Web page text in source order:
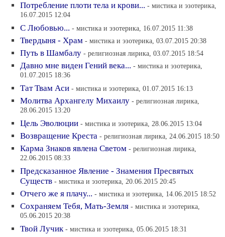
Потребление плоти тела и крови... - мистика и эзотерика,
16.07.2015 12:04
С Любовью... - мистика и эзотерика, 16.07.2015 11:38
Твердыня - Храм - мистика и эзотерика, 03.07.2015 20:38
Путь в Шамбалу - религиозная лирика, 03.07.2015 18:54
Давно мне виден Гений века... - мистика и эзотерика,
01.07.2015 18:36
Тат Твам Аси - мистика и эзотерика, 01.07.2015 16:13
Молитва Архангелу Михаилу - религиозная лирика,
28.06.2015 13:20
Цель Эволюции - мистика и эзотерика, 28.06.2015 13:04
Возвращение Креста - религиозная лирика, 24.06.2015 18:50
Карма Знаков явлена Светом - религиозная лирика,
22.06.2015 08:33
Предсказанное Явление - Знамения Пресвятых
Существ - мистика и эзотерика, 20.06.2015 20:45
Отчего же я плачу... - мистика и эзотерика, 14.06.2015 18:52
Сохраняем Тебя, Мать-Земля - мистика и эзотерика,
05.06.2015 20:38
Твой Лучик - мистика и эзотерика, 05.06.2015 18:31